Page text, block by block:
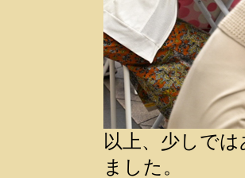
以上、少しで
ました。